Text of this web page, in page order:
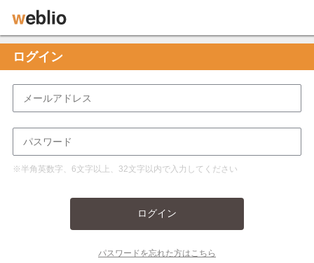
ログイン
※半角英数字、6文字以上、32文字以内で入力してください
ログイン
パスワードを忘れた方はこちら